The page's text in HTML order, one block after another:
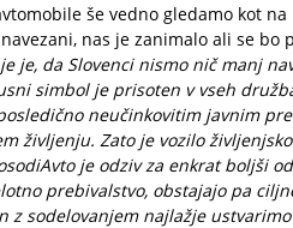
še vedno gledamo kot
nas je zanimalo ali se bo
je, da Slovenci nismo nič manj
simbol je prisoten v vseh
neučinkovitim javnim
življenju. Zato je vozilo
je odziv za enkrat boljši
prebivalstvo, obstajajo pa
z sodelovanjem najlažje